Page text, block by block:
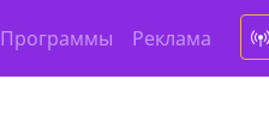
Программы Реклама